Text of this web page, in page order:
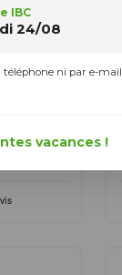
Ajouter au
IBC
24/08
ni par e-mail.
vacances !